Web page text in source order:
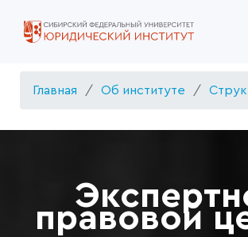
Главная Об институте
правовой